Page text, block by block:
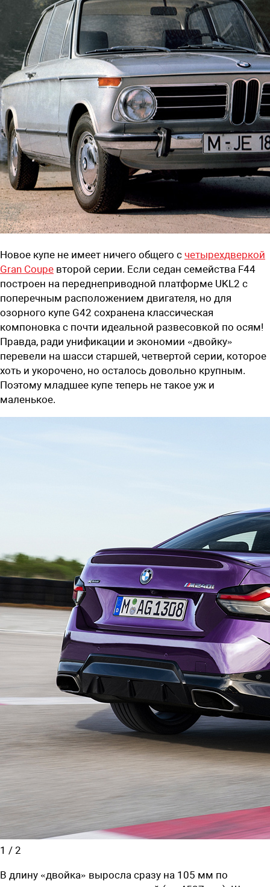
Новое купе не имеет ничего общего с четырехдверкой
Gran Coupe второй серии. Если седан семейства F44
построен на переднеприводной платформе UKL2 с
поперечным расположением двигателя, но для
озорного купе G42 сохранена классическая
компоновка с почти идеальной развесовкой по осям!
Правда, ради унификации и экономии «двойку»
перевели на шасси старшей, четвертой серии, которое
хоть и укорочено, но осталось довольно крупным.
Поэтому младшее купе теперь не такое уж и
маленькое.
1 / 2
В длину «двойка» выросла сразу на 105 мм по